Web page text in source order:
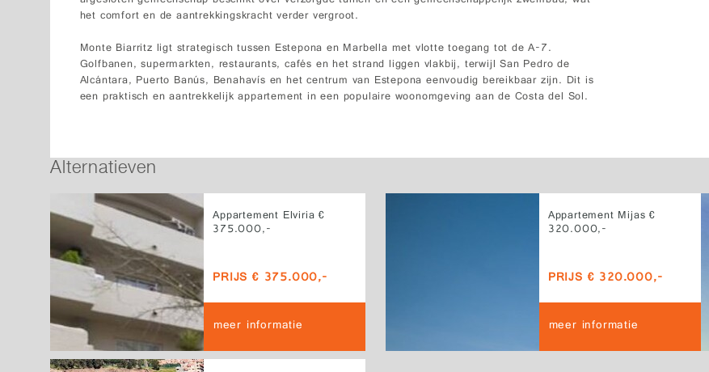
het comfort en de aantrekkingskracht verder vergroot.
Monte Biarritz ligt strategisch tussen Estepona en Marbella met vlotte toegang tot de A-7.
Golfbanen, supermarkten, restaurants, cafés en het strand liggen vlakbij, terwijl San Pedro de
Alcántara, Puerto Banús, Benahavís en het centrum van Estepona eenvoudig bereikbaar zijn. Dit is
een praktisch en aantrekkelijk appartement in een populaire woonomgeving aan de Costa del Sol.
Alternatieven
Appartement Elviria €
375.000,-
PRIJS € 375.000,-
meer informatie
Appartement Mijas €
320.000,-
PRIJS € 320.000,-
meer informatie